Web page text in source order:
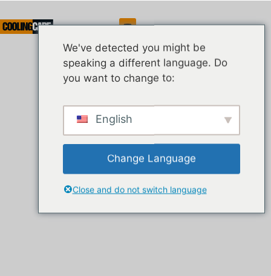
Serwis
We've detected you might be
speaking a different language. Do
you want to change to:
English
Change Language
Close and do not switch language